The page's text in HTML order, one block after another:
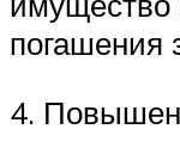
погашения
4.